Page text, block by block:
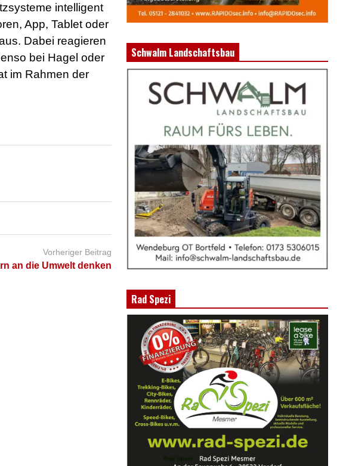
intelligent
App, Tablet oder
Dabei reagieren
bei Hagel oder
im Rahmen der
Vorheriger Beitrag
an die Umwelt denken
Schwalm Landschaftsbau
Rad Spezi